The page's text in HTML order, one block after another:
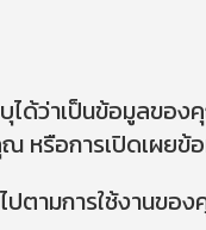
ด้ว่าเป็นข้อมูลของ
หรือการเปิดเผย
ตามการใช้งานขอ